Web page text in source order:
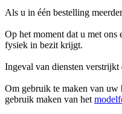
Als u in één bestelling
Op het moment dat u met ons
fysiek in bezit krijgt.
Ingeval van diensten verstrijkt
Om gebruik te maken van uw
gebruik maken van het